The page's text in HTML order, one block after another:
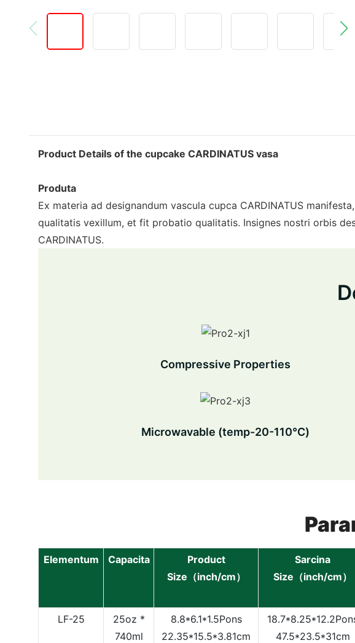
Product Details of the cupcake CARDINATUS vasa
Produta
Ex materia ad designandum vascula cupca CARDINATUS
qualitatis vexillum, et fit probatio qualitatis. Insignes nostri orbis
CARDINATUS.
Compressive Properties
Microwavable (temp-20-110℃)
Elementum Capacita
Product
Size（inch/cm）
Sarcina
Size（inch/cm）
LF-25
25oz *
740ml
8.8*6.1*1.5Pons
22.35*15.5*3.81cm
47.5*23.5*31cm